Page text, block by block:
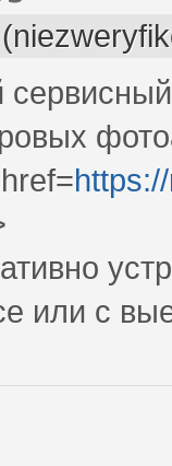
или с